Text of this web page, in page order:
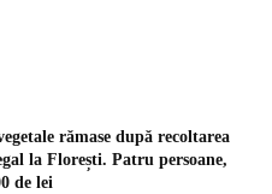
rămase după recoltarea
la Florești. Patru persoane,
de lei